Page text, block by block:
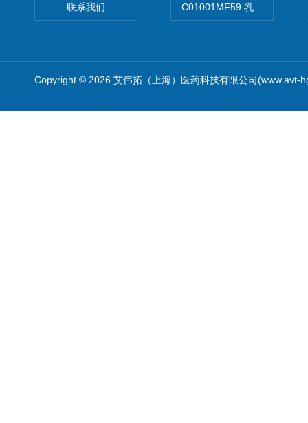
联系我们 C01001MF59 乳佐剂
Copyright © 2026 艾伟拓（上海）医药科技有限公司(www.avt-